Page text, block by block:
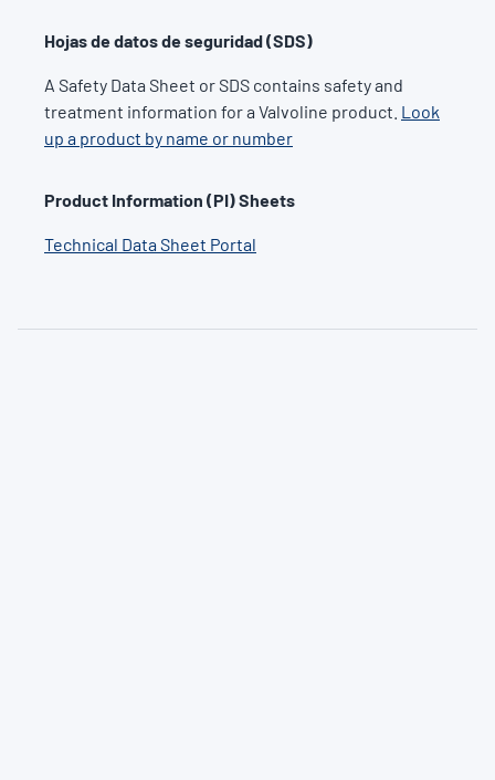
Hojas de datos de seguridad (SDS)
A Safety Data Sheet or SDS contains safety and
treatment information for a Valvoline product. Look
up a product by name or number
Product Information (PI) Sheets
Technical Data Sheet Portal